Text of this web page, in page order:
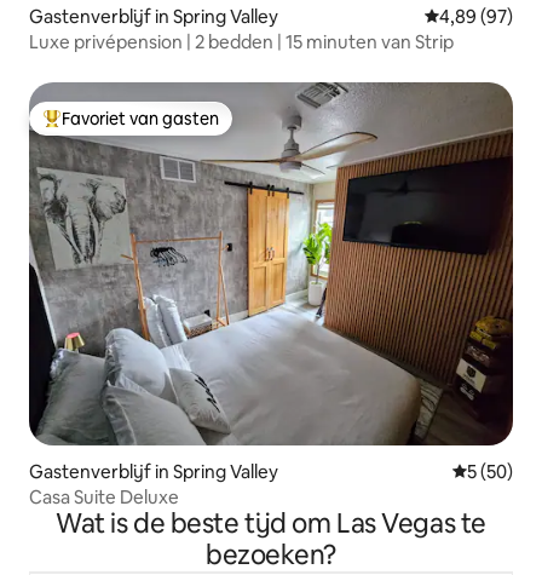
Gastenverblijf in Spring Valley Gemiddelde
4,89 (97)
Luxe privépension | 2 bedden | 15 minuten van Strip
Topfavoriet van gasten
Favoriet van gasten
Gastenverblijf in Spring Valley
5 (50)
Casa Suite Deluxe
Wat is de beste tijd om Las Vegas te
bezoeken?